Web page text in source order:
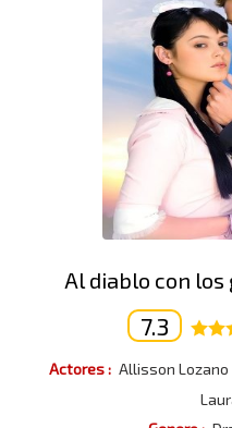
Al diablo con los
7.3
Actores : Allisson Lozano